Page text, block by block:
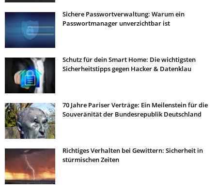
Sichere Passwortverwaltung: Warum ein
Passwortmanager unverzichtbar ist
Schutz für dein Smart Home: Die wichtigsten
Sicherheitstipps gegen Hacker & Datenklau
70 Jahre Pariser Verträge: Ein Meilenstein für die
Souveränität der Bundesrepublik Deutschland
Richtiges Verhalten bei Gewittern: Sicherheit in
stürmischen Zeiten